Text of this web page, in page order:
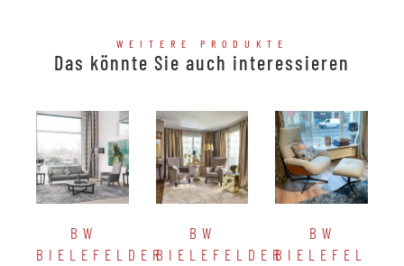
WEITERE PRODUKTE
Das könnte Sie auch interessieren
BW
BIELEFELDER
BW
BIELEFELDER
BW
BIELEFELDER